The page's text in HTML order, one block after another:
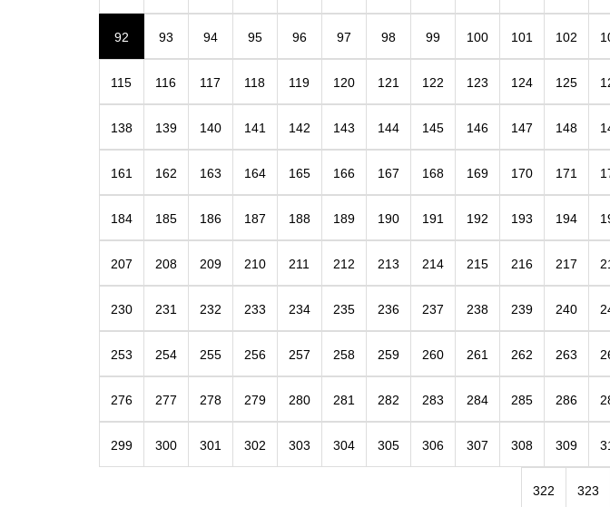
92 93 94 95 96 97 98 99 100 101 102
115 116 117 118 119 120 121 122 123 124 125
138 139 140 141 142 143 144 145 146 147 148
161 162 163 164 165 166 167 168 169 170 171
184 185 186 187 188 189 190 191 192 193 194
207 208 209 210 211 212 213 214 215 216 217
230 231 232 233 234 235 236 237 238 239 240
253 254 255 256 257 258 259 260 261 262 263
276 277 278 279 280 281 282 283 284 285 286
299 300 301 302 303 304 305 306 307 308 309
322 323